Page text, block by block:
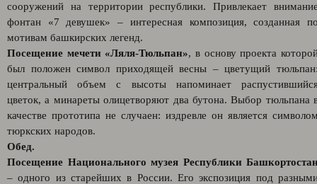
сооружений на территории республики. Привлекает
фонтан «7 девушек» – интересная композиция, созданная
мотивам башкирских легенд.
Посещение мечети «Ляля-Тюльпан», в основу проекта
был положен символ приходящей весны – цветущий
центральный объем с высоты напоминает
цветок, а минареты олицетворяют два бутона. Выбор тюльпана
качестве прототипа не случаен: издревле он является
тюркских народов.
Обед.
Посещение Национального музея Республики
– одного из старейших в России. Его экспозиция под